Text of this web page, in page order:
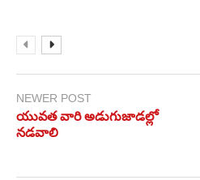
NEWER POST
యువత వారి అడుగుజాడల్లో
నడవాలి